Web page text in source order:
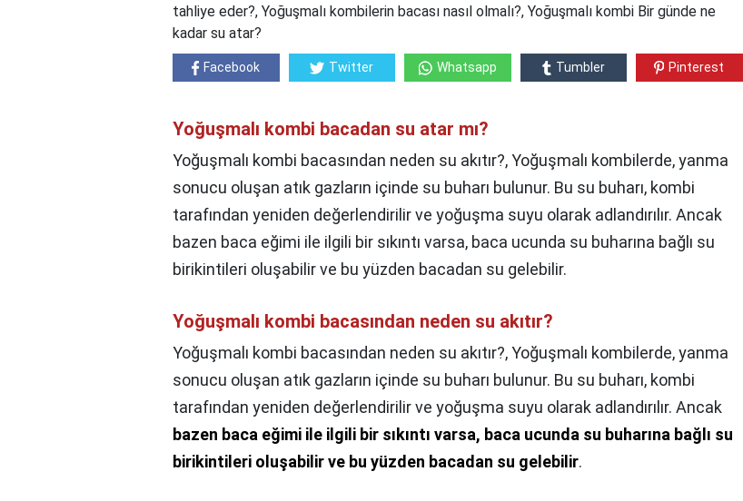
tahliye eder?, Yoğuşmalı kombilerin bacası nasıl olmalı?, Yoğuşmalı kombi Bir günde ne
kadar su atar?
Facebook Twitter Whatsapp Tumbler Pinterest
Yoğuşmalı kombi bacadan su atar mı?
Yoğuşmalı kombi bacasından neden su akıtır?, Yoğuşmalı kombilerde, yanma
sonucu oluşan atık gazların içinde su buharı bulunur. Bu su buharı, kombi
tarafından yeniden değerlendirilir ve yoğuşma suyu olarak adlandırılır. Ancak
bazen baca eğimi ile ilgili bir sıkıntı varsa, baca ucunda su buharına bağlı su
birikintileri oluşabilir ve bu yüzden bacadan su gelebilir.
Yoğuşmalı kombi bacasından neden su akıtır?
Yoğuşmalı kombi bacasından neden su akıtır?,Yoğuşmalı kombilerde, yanma
sonucu oluşan atık gazların içinde su buharı bulunur. Bu su buharı, kombi
tarafından yeniden değerlendirilir ve yoğuşma suyu olarak adlandırılır. Ancak
bazen baca eğimi ile ilgili bir sıkıntı varsa, baca ucunda su buharına bağlı su
birikintileri oluşabilir ve bu yüzden bacadan su gelebilir.